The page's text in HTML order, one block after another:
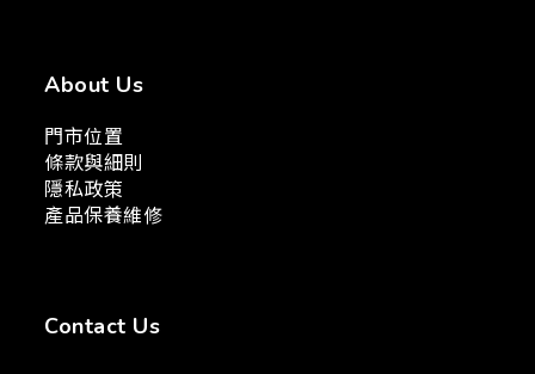
About Us
門市位置
條款與細則
隱私政策
產品保養維修
Contact Us